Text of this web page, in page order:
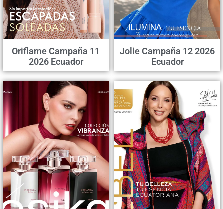
Oriflame Campaña 11
2026 Ecuador
Jolie Campaña 12 2026
Ecuador